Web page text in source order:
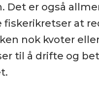
Det er også
fiskerikretser at
nok kvoter
til å drifte og